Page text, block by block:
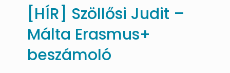
[HÍR] Szöllősi Judit –
Málta Erasmus+
beszámoló